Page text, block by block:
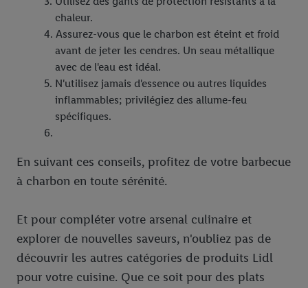
chaleur.
Assurez-vous que le charbon est éteint et froid
avant de jeter les cendres. Un seau métallique
avec de l'eau est idéal.
N'utilisez jamais d'essence ou autres liquides
inflammables; privilégiez des allume-feu
spécifiques.
En suivant ces conseils, profitez de votre barbecue
à charbon en toute sérénité.
Et pour compléter votre arsenal culinaire et
explorer de nouvelles saveurs, n'oubliez pas de
découvrir les autres catégories de produits Lidl
pour votre cuisine. Que ce soit pour des plats